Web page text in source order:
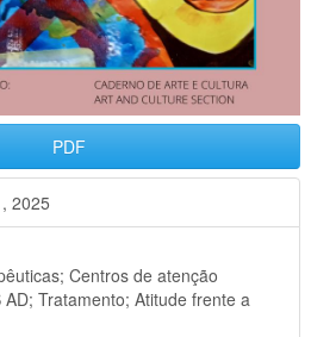
PDF
2025
Centros de atenção
AD; Tratamento; Atitude frente a